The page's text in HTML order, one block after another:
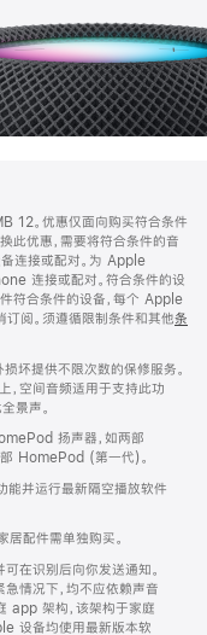
12。优惠仅面向购买符合条件
此优惠，需要将符合条件的音
连接或配对。为 Apple
连接或配对。符合条件的设
符合条件的设备，每个 Apple
订阅。须遵循限制条件和其他条
坏提供不限次数的保修服务。
空间音频适用于支持此功
景声。
扬声器，如两部
HomePod (第一代)。
并运行最新隔空播放软件
配件需单独购买。
在识别后向你发送通知。
情况下，均不应依赖声音
app 架构，该架构于家庭
设备均使用最新版本软